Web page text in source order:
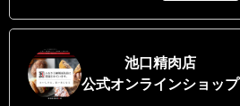
池口精肉店
公式オンラインショップ